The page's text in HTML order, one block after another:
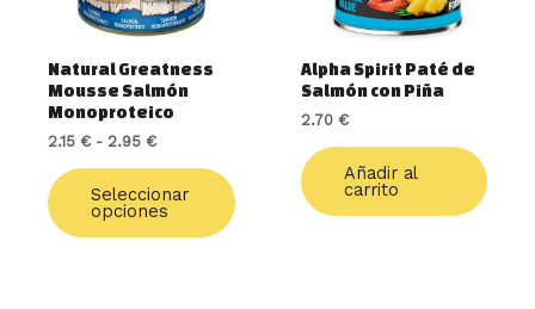
Natural Greatness
Mousse Salmón
Monoproteico
2.15 € - 2.95 €
Seleccionar
opciones
producto
Alpha Spirit Paté de
Salmón con Piña
2.70 €
Añadir al
carrito